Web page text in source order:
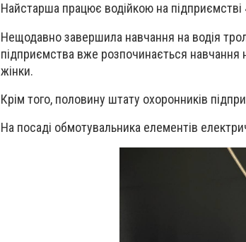
Найстарша працює водійкою на підприємстві
Нещодавно завершила навчання на водія
підприємства вже розпочинається навчання
жінки.
Крім того, половину штату охоронників
На посаді обмотувальника елементів